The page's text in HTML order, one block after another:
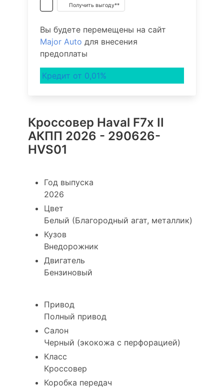
Получить выгоду**
Вы будете перемещены на сайт
Major Auto для внесения
предоплаты
Кредит от 0,01%
Кроссовер Haval F7x II
АКПП 2026 - 290626-
HVS01
Год выпуска
2026
Цвет
Белый (Благородный агат, металлик)
Кузов
Внедорожник
Двигатель
Бензиновый
Привод
Полный привод
Салон
Черный (экокожа с перфорацией)
Класс
Кроссовер
Коробка передач